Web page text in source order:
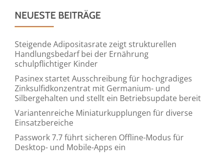
Uli
Michael
Roth
mit
Prof.
Dr.
Tillmann
Loch
NEUESTE BEITRÄGE
Steigende Adipositasrate zeigt strukturellen
Handlungsbedarf bei der Ernährung
schulpflichtiger Kinder
Pasinex startet Ausschreibung für hochgradiges
Zinksulfidkonzentrat mit Germanium- und
Silbergehalten und stellt ein Betriebsupdate bereit
Variantenreiche Miniaturkupplungen für diverse
Einsatzbereiche
Passwork 7.7 führt sicheren Offline-Modus für
Desktop- und Mobile-Apps ein